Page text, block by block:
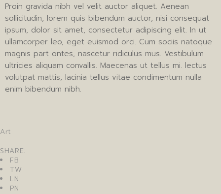
Proin gravida nibh vel velit auctor aliquet. Aenean
sollicitudin, lorem quis bibendum auctor, nisi consequat
ipsum, dolor sit amet, consectetur adipiscing elit. In ut
ullamcorper leo, eget euismod orci. Cum sociis natoque
magnis part ontes, nascetur ridiculus mus. Vestibulum
ultricies aliquam convallis. Maecenas ut tellus mi. lectus
volutpat mattis, lacinia tellus vitae condimentum nulla
enim bibendum nibh.
Art
SHARE:
FB
TW
LN
PN